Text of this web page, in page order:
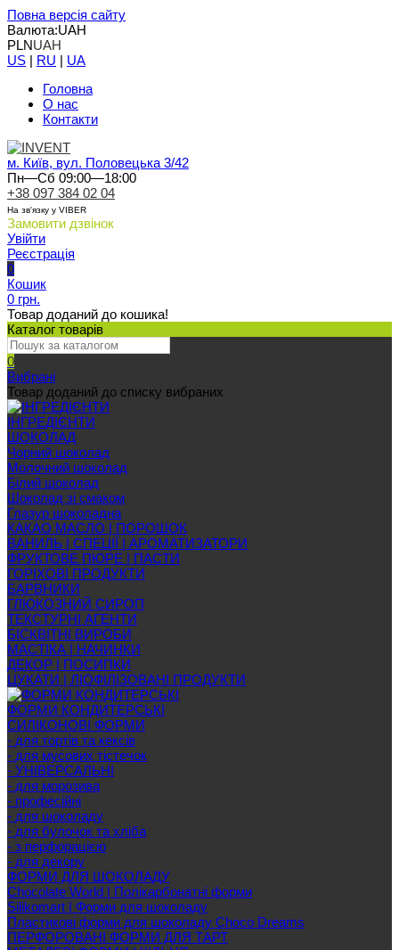
Повна версія сайту
Валюта:UAH
PLNUAH
US | RU | UA
Головна
О нас
Контакти
м. Київ, вул. Половецька 3/42
Пн—Сб 09:00—18:00
+38 097 384 02 04
На зв'язку у VIBER
Замовити дзвінок
Увійти
Реєстрація
0
Кошик
0 грн.
Товар доданий до кошика!
Каталог товарів
0
Вибрані
Товар доданий до списку вибраних
ІНГРЕДІЄНТИ
ШОКОЛАД
Чорний шоколад
Молочний шоколад
Білий шоколад
Шоколад зі смаком
Глазур шоколадна
КАКАО МАСЛО | ПОРОШОК
ВАНИЛЬ | СПЕЦІЇ | АРОМАТИЗАТОРИ
ФРУКТОВЕ ПЮРЕ | ПАСТИ
ГОРІХОВІ ПРОДУКТИ
БАРВНИКИ
ГЛЮКОЗНИЙ СИРОП
ТЕКСТУРНІ АГЕНТИ
БІСКВІТНІ ВИРОБИ
МАСТІКА | НАЧИНКИ
ДЕКОР | ПОСИПКИ
ЦУКАТИ | ЛІОФІЛІЗОВАНІ ПРОДУКТИ
ФОРМИ КОНДИТЕРСЬКІ
СИЛІКОНОВІ ФОРМИ
- для тортів та кексів
- для мусових тістечок
- УНІВЕРСАЛЬНІ
- для морозива
- професійні
- для шоколаду
- для булочок та хліба
- з перфорацією
- для декору
ФОРМИ ДЛЯ ШОКОЛАДУ
Chocolate World | Полікарбонатні форми
Silikomart | Форми для шоколаду
Пластикові форми для шоколаду Choco Dreams
ПЕРФОРОВАНІ ФОРМИ ДЛЯ ТАРТ